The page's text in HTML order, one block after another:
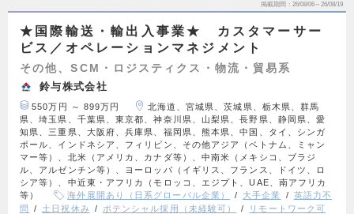
掲載期間 26/08/06～26/08/19
★国際輸送・輸出入事業★ カスタマーサー
ビス／オペレーションマネジメント
その他、SCM・ロジスティクス・物流・貿易系
鈴与株式会社
550万円 ～ 899万円
北海道、宮城県、茨城県、栃木県、群馬
県、埼玉県、千葉県、東京都、神奈川県、山梨県、長野県、静岡県、愛
知県、三重県、大阪府、兵庫県、福岡県、熊本県、中国、タイ、シンガ
ポール、インドネシア、フィリピン、その他アジア（ベトナム、ミャン
マー等）、北米（アメリカ、カナダ等）、中南米（メキシコ、ブラジ
ル、アルゼンチン等）、ヨーロッパ（イギリス、フランス、ドイツ、ロ
シア等）、中近東・アフリカ（モロッコ、エジプト、UAE、南アフリカ
等）
海外展開あり（日系グローバル企業） 大手企業
英語力不
問
土日祝休み ポテンシャル採用（未経験可）
リモートワーク可